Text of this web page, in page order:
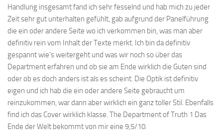
Handlung insgesamt fand ich sehr fesselnd und hab mich zu jeder
Zeit sehr gut unterhalten gefühlt, gab aufgrund der Panelführung
die ein oder andere Seite wo ich verkommen bin, was man aber
definitiv rein vom Inhalt der Texte merkt. Ich bin da definitiv
gespannt wie’s weitergeht und was wir noch so über das
Department erfahren und ob sie am Ende wirklich die Guten sind
oder ob es doch anders ist als es scheint. Die Optik ist definitiv
eigen und ich hab die ein oder andere Seite gebraucht um
reinzukommen, war dann aber wirklich ein ganz toller Stil. Ebenfalls
find ich das Cover wirklich klasse. The Department of Truth 1 Das
Ende der Welt bekommt von mir eine 9,5/10.